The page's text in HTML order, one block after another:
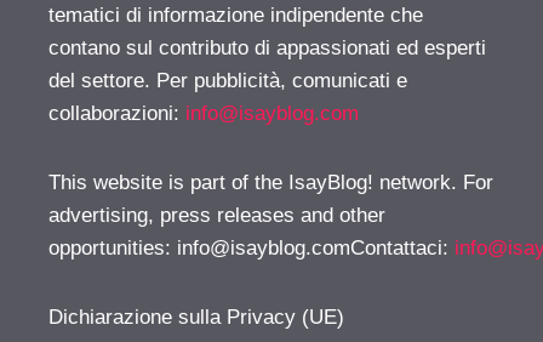
tematici di informazione indipendente che
contano sul contributo di appassionati ed esperti
del settore. Per pubblicità, comunicati e
collaborazioni: info@isayblog.com
This website is part of the IsayBlog! network. For
advertising, press releases and other
opportunities: info@isayblog.comContattaci:
Dichiarazione sulla Privacy (UE)